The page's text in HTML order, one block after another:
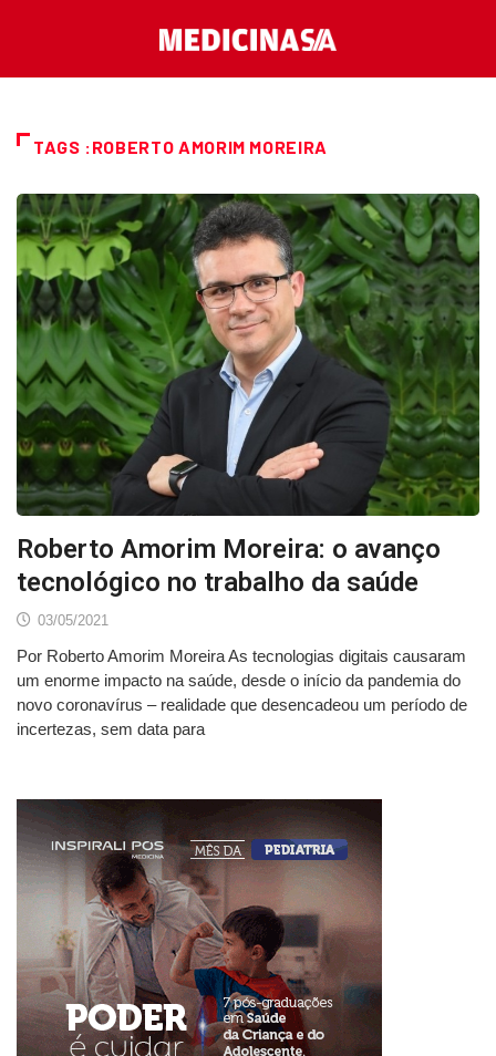
TAGS :ROBERTO AMORIM MOREIRA
Roberto Amorim Moreira: o avanço
tecnológico no trabalho da saúde
03/05/2021
Por Roberto Amorim Moreira As tecnologias digitais causaram
um enorme impacto na saúde, desde o início da pandemia do
novo coronavírus – realidade que desencadeou um período de
incertezas, sem data para